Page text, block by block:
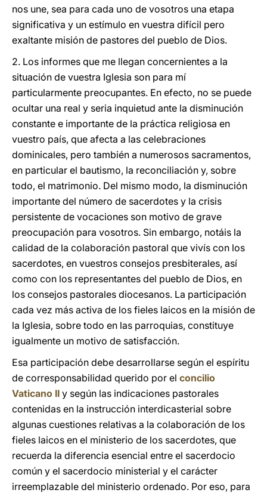
nos une, sea para cada uno de vosotros una etapa
significativa y un estímulo en vuestra difícil pero
exaltante misión de pastores del pueblo de Dios.
2. Los informes que me llegan concernientes a la
situación de vuestra Iglesia son para mí
particularmente preocupantes. En efecto, no se puede
ocultar una real y seria inquietud ante la disminución
constante e importante de la práctica religiosa en
vuestro país, que afecta a las celebraciones
dominicales, pero también a numerosos sacramentos,
en particular el bautismo, la reconciliación y, sobre
todo, el matrimonio. Del mismo modo, la disminución
importante del número de sacerdotes y la crisis
persistente de vocaciones son motivo de grave
preocupación para vosotros. Sin embargo, notáis la
calidad de la colaboración pastoral que vivís con los
sacerdotes, en vuestros consejos presbiterales, así
como con los representantes del pueblo de Dios, en
los consejos pastorales diocesanos. La participación
cada vez más activa de los fieles laicos en la misión de
la Iglesia, sobre todo en las parroquias, constituye
igualmente un motivo de satisfacción.
Esa participación debe desarrollarse según el espíritu
de corresponsabilidad querido por el concilio
Vaticano II y según las indicaciones pastorales
contenidas en la instrucción interdicasterial sobre
algunas cuestiones relativas a la colaboración de los
fieles laicos en el ministerio de los sacerdotes, que
recuerda la diferencia esencial entre el sacerdocio
común y el sacerdocio ministerial y el carácter
irreemplazable del ministerio ordenado. Por eso, para